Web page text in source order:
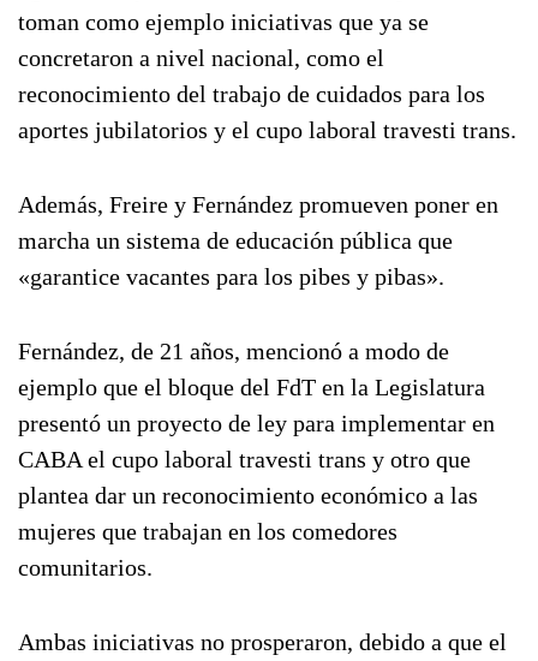
toman como ejemplo iniciativas que ya se
concretaron a nivel nacional, como el
reconocimiento del trabajo de cuidados para los
aportes jubilatorios y el cupo laboral travesti trans.
Además, Freire y Fernández promueven poner en
marcha un sistema de educación pública que
«garantice vacantes para los pibes y pibas».
Fernández, de 21 años, mencionó a modo de
ejemplo que el bloque del FdT en la Legislatura
presentó un proyecto de ley para implementar en
CABA el cupo laboral travesti trans y otro que
plantea dar un reconocimiento económico a las
mujeres que trabajan en los comedores
comunitarios.
Ambas iniciativas no prosperaron, debido a que el